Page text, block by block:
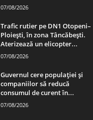
07/08/2026
Trafic rutier pe DN1 Otopeni–
Ploiești, în zona Tâncăbești.
Aterizează un elicopter...
07/08/2026
Guvernul cere populației și
companiilor să reducă
consumul de curent în...
07/08/2026